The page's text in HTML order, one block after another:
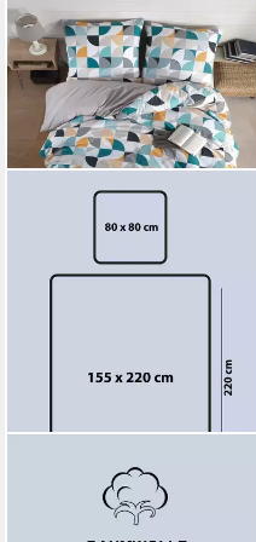
Bettwäsche Bettwäsche
155x220 cm. 2 teilig set,